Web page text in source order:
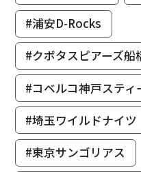
#浦安D-Rocks
#クボタスピアーズ船
#コベルコ神戸スティ
#埼玉ワイルドナイツ
#東京サンゴリアス